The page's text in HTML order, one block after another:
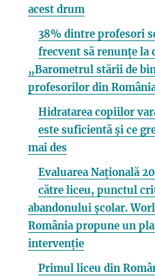
acest drum
38% dintre profesori
frecvent să renunțe la
„Barometrul stării de
profesorilor din
Hidratarea copiilor
este suficientă și ce
mai des
Evaluarea Națională
către liceu, punctul
abandonului școlar.
România propune un
intervenție
Primul liceu din